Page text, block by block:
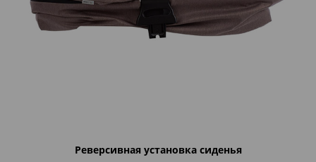
Реверсивная установка сиденья